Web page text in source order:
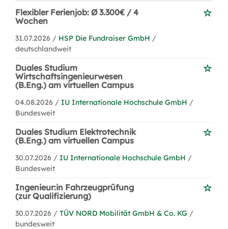
Flexibler Ferienjob: Ø 3.300€ / 4
Wochen
31.07.2026 / HSP Die Fundraiser GmbH /
deutschlandweit
Duales Studium
Wirtschaftsingenieurwesen
(B.Eng.) am virtuellen Campus
04.08.2026 / IU Internationale Hochschule GmbH /
Bundesweit
Duales Studium Elektrotechnik
(B.Eng.) am virtuellen Campus
30.07.2026 / IU Internationale Hochschule GmbH /
Bundesweit
Ingenieur:in Fahrzeugprüfung
(zur Qualifizierung)
30.07.2026 / TÜV NORD Mobilität GmbH & Co. KG /
bundesweit